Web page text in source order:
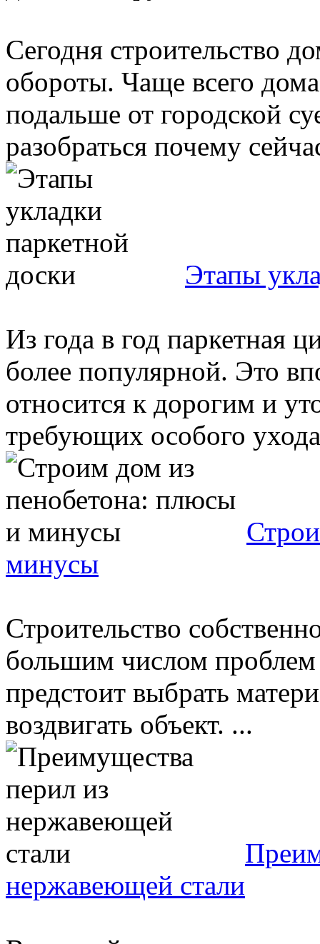
Сегодня строительство
обороты. Чаще всего дома
подальше от городской
разобраться почему
Этапы
Из года в год паркетная
более популярной. Это
относится к дорогим и
требующих особого
минусы
Строительство
большим числом
предстоит выбрать
воздвигать объект. ...
нержавеющей стали